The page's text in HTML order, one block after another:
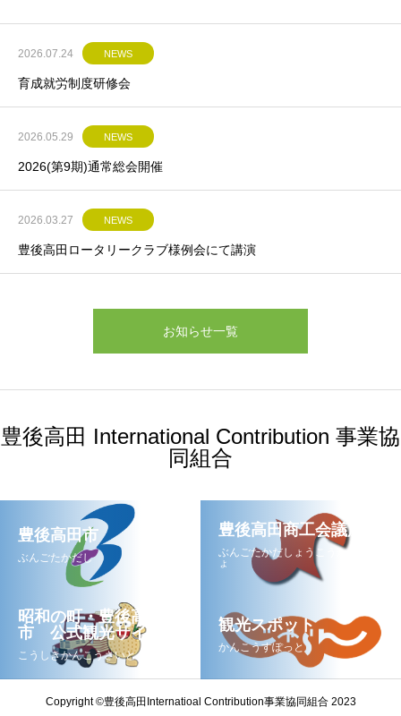
2026.07.24 NEWS
育成就労制度研修会
2026.05.29 NEWS
2026(第9期)通常総会開催
2026.03.27 NEWS
豊後高田ロータリークラブ様例会にて講演
お知らせ一覧
豊後高田 International Contribution 事業協
同組合
豊後高田市
ぶんごたかだし
豊後高田商工会議所
ぶんごたかだしょうこうかいぎし
ょ
昭和の町・豊後高田
市 公式観光サイト
こうしきかんこうさいと
観光スポット
かんこうすぽっと
Copyright ©豊後高田Internatioal Contribution事業協同組合 2023